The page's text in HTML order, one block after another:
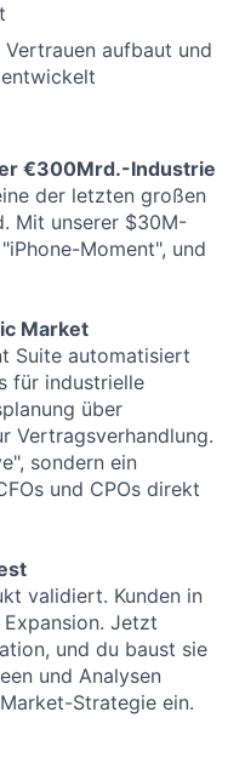
aufbaut und
€300Mrd.-Industrie
der letzten großen
Mit unserer $30M-
Moment", und
Market
Suite automatisiert
für industrielle
über
Vertragsverhandlung.
sondern ein
und CPOs direkt
validiert. Kunden in
Jetzt
und du baust sie
und Analysen
Strategie ein.